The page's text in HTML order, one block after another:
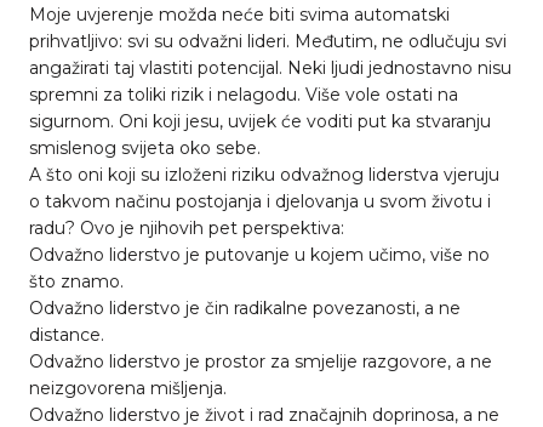
Moje uvjerenje možda neće biti svima automatski
prihvatljivo: svi su odvažni lideri. Međutim, ne odlučuju svi
angažirati taj vlastiti potencijal. Neki ljudi jednostavno nisu
spremni za toliki rizik i nelagodu. Više vole ostati na
sigurnom. Oni koji jesu, uvijek će voditi put ka stvaranju
smislenog svijeta oko sebe.
A što oni koji su izloženi riziku odvažnog liderstva vjeruju
o takvom načinu postojanja i djelovanja u svom životu i
radu? Ovo je njihovih pet perspektiva:
Odvažno liderstvo je putovanje u kojem učimo, više no
što znamo.
Odvažno liderstvo je čin radikalne povezanosti, a ne
distance.
Odvažno liderstvo je prostor za smjelije razgovore, a ne
neizgovorena mišljenja.
Odvažno liderstvo je život i rad značajnih doprinosa, a ne